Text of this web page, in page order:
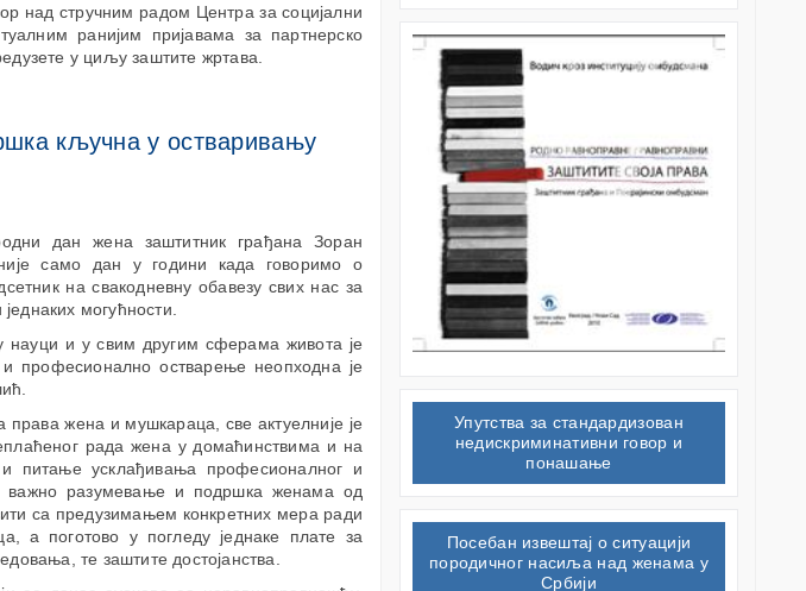
над стручним радом Центра за социјални
ранијим пријавама за партнерско
у циљу заштите жртава.
кључна у остваривању
дан жена заштитник грађана Зоран
само дан у години када говоримо о
на свакодневну обавезу свих нас за
могућности.
науци и у свим другим сферама живота је
професионално остварење неопходна је
жена и мушкараца, све актуелније је
рада жена у домаћинствима и на
питање усклађивања професионалног и
важно разумевање и подршка женама од
са предузимањем конкретних мера ради
а поготово у погледу једнаке плате за
те заштите достојанства.
Упутства за стандардизован
недискриминативни говор и
понашање
Посебан извештај о ситуацији
породичног насиља над женама у
Србији